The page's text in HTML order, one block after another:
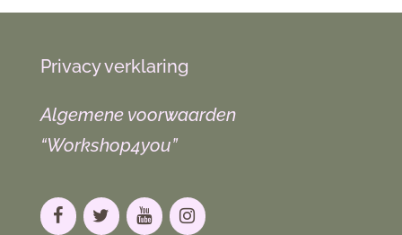
Privacy verklaring
Algemene voorwaarden
“Workshop4you”